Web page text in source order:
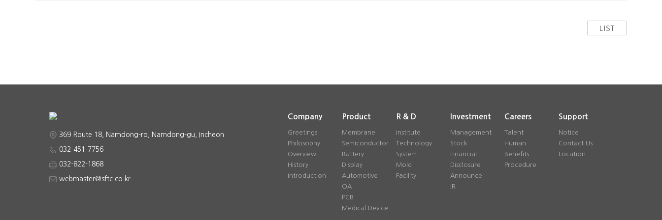
369 Route 18, Namdong-ro, Namdong-gu, Incheon
032-451-7756
032-822-1868
webmaster@sftc.co.kr
Company
Greetings
Philosophy
Overview
History
Introduction
Product
Membrane
Semiconductor
Battery
Display
Automotive
OA
PCB
Medical Device
R & D
Institute
Technology
System
Mold
Facility
Investment
Management
Stock
Financial
Disclosure
Announce
IR
Careers
Talent
Human
Benefits
Procedure
Support
Notice
Contact Us
Location